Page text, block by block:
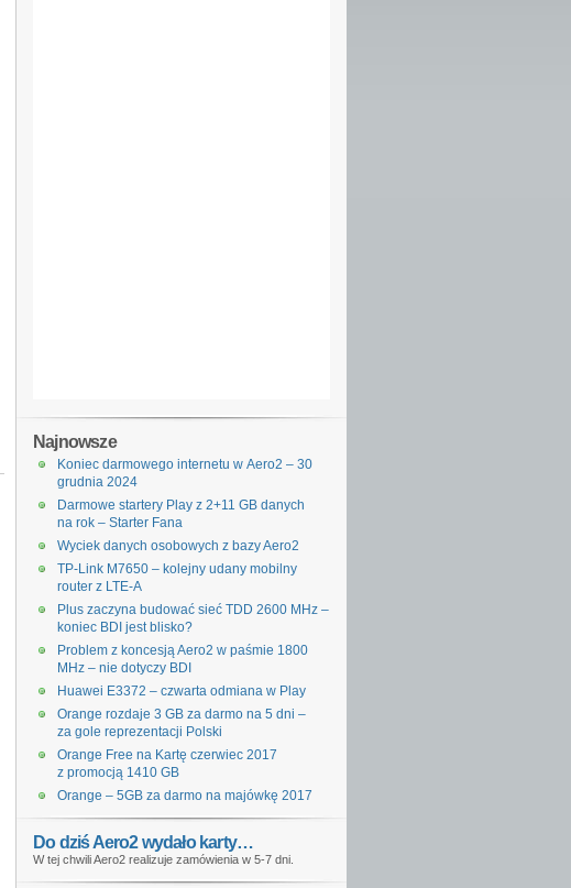
Najnowsze
Koniec darmowego internetu w Aero2 – 30
grudnia 2024
Darmowe startery Play z 2+11 GB danych
na rok – Starter Fana
Wyciek danych osobowych z bazy Aero2
TP-Link M7650 – kolejny udany mobilny
router z LTE-A
Plus zaczyna budować sieć TDD 2600 MHz –
koniec BDI jest blisko?
Problem z koncesją Aero2 w paśmie 1800
MHz – nie dotyczy BDI
Huawei E3372 – czwarta odmiana w Play
Orange rozdaje 3 GB za darmo na 5 dni –
za gole reprezentacji Polski
Orange Free na Kartę czerwiec 2017
z promocją 1410 GB
Orange – 5GB za darmo na majówkę 2017
Do dziś Aero2 wydało karty…
W tej chwili Aero2 realizuje zamówienia w 5-7 dni.